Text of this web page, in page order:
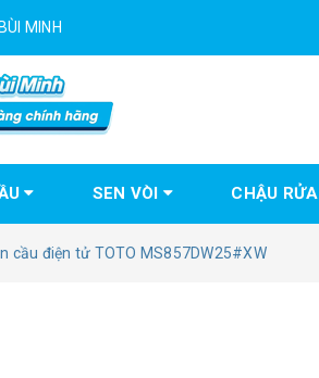
MINH
SEN VÒI CHẬU RỬA
cầu điện tử TOTO MS857DW25#XW